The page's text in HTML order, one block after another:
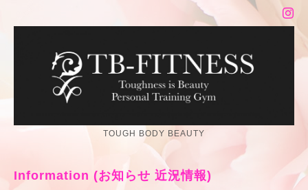
TOUGH BODY BEAUTY
Information (お知らせ 近況情報)